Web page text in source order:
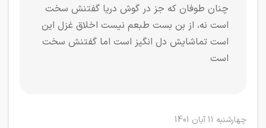
چنان طوفان که جز در گوش دریا گفتنش سخت
است نه، از بن بست طبعم نیست اخلاق غزل این
است تماشایش دل انگیز است اما گفتنش سخت
است
چهارشنبه 11 آبان 1401